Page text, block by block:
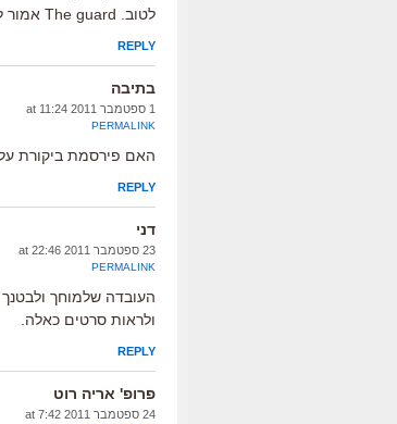
לטוב. The guard אמור להגיע אלינו לקראת סוף ספטמבר. אני מסוקרן.
REPLY
בתיבה
1 ספטמבר 2011 at 11:24
PERMALINK
האם פירסמת ביקורת
REPLY
דני
23 ספטמבר 2011 at 22:46
PERMALINK
העובדה שלמוחך
ולראות סרטים כאלה.
REPLY
פרופ' אריה רוט
24 ספטמבר 2011 at 7:42